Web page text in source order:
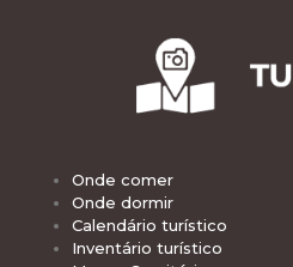
Onde comer
Onde dormir
Calendário turístico
Inventário turístico